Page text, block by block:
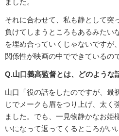
ました。
それに合わせて、私も静として突
負けてしまうところもあるみたい
を埋め合っていくじゃないですが
関係性が映画の中でできているの
Q.山口義高監督とは、どのような
山口「役の話をしたのですが、最
じでメークも眉をつり上げ、太く
ました。でも、一見物静かなお姫
いになって返ってくるところがい